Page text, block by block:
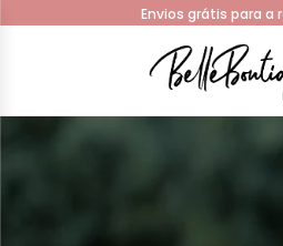
Envios grátis para a